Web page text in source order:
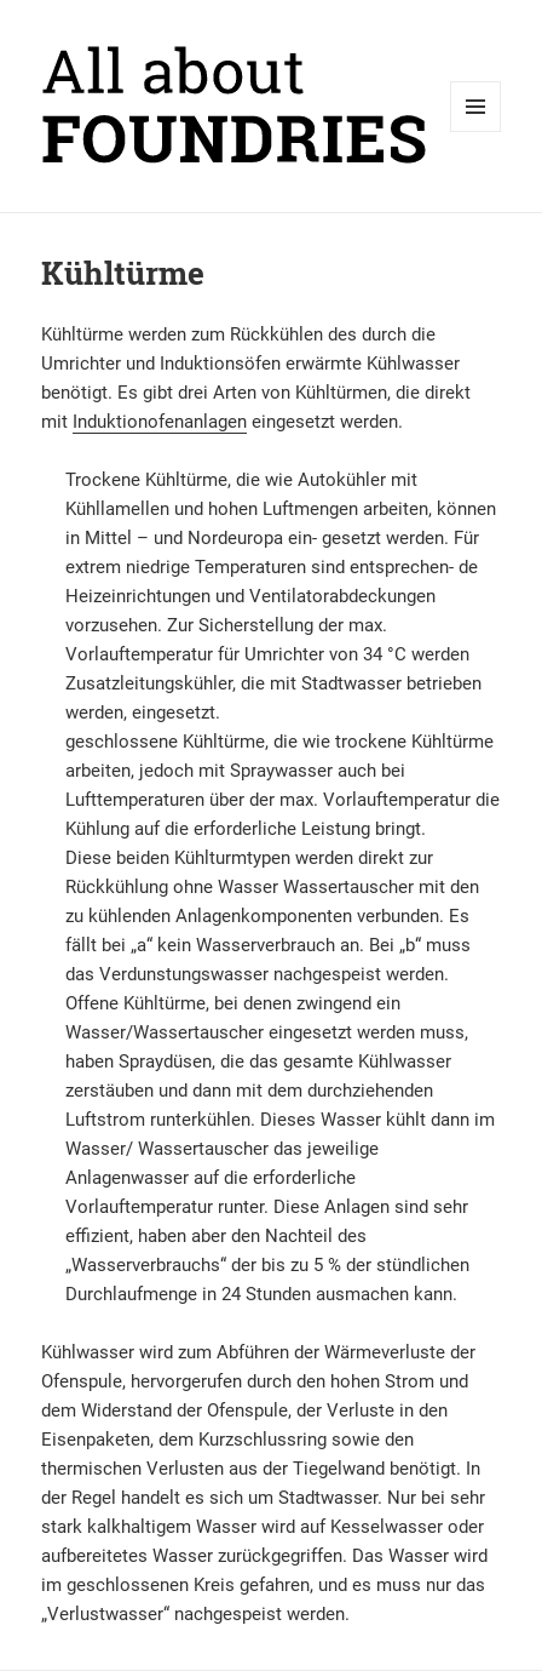
Kühltürme
Kühltürme werden zum Rückkühlen des durch die
Umrichter und Induktionsöfen erwärmte Kühlwasser
benötigt. Es gibt drei Arten von Kühltürmen, die direkt
mit Induktionofenanlagen eingesetzt werden.
Trockene Kühltürme, die wie Autokühler mit
Kühllamellen und hohen Luftmengen arbeiten, können
in Mittel – und Nordeuropa ein- gesetzt werden. Für
extrem niedrige Temperaturen sind entsprechen- de
Heizeinrichtungen und Ventilatorabdeckungen
vorzusehen. Zur Sicherstellung der max.
Vorlauftemperatur für Umrichter von 34 °C werden
Zusatzleitungskühler, die mit Stadtwasser betrieben
werden, eingesetzt.
geschlossene Kühltürme, die wie trockene Kühltürme
arbeiten, jedoch mit Spraywasser auch bei
Lufttemperaturen über der max. Vorlauftemperatur die
Kühlung auf die erforderliche Leistung bringt.
Diese beiden Kühlturmtypen werden direkt zur
Rückkühlung ohne Wasser Wassertauscher mit den
zu kühlenden Anlagenkomponenten verbunden. Es
fällt bei „a“ kein Wasserverbrauch an. Bei „b“ muss
das Verdunstungswasser nachgespeist werden.
Offene Kühltürme, bei denen zwingend ein
Wasser/Wassertauscher eingesetzt werden muss,
haben Spraydüsen, die das gesamte Kühlwasser
zerstäuben und dann mit dem durchziehenden
Luftstrom runterkühlen. Dieses Wasser kühlt dann im
Wasser/ Wassertauscher das jeweilige
Anlagenwasser auf die erforderliche
Vorlauftemperatur runter. Diese Anlagen sind sehr
effizient, haben aber den Nachteil des
„Wasserverbrauchs“ der bis zu 5 % der stündlichen
Durchlaufmenge in 24 Stunden ausmachen kann.
Kühlwasser wird zum Abführen der Wärmeverluste der
Ofenspule, hervorgerufen durch den hohen Strom und
dem Widerstand der Ofenspule, der Verluste in den
Eisenpaketen, dem Kurzschlussring sowie den
thermischen Verlusten aus der Tiegelwand benötigt. In
der Regel handelt es sich um Stadtwasser. Nur bei sehr
stark kalkhaltigem Wasser wird auf Kesselwasser oder
aufbereitetes Wasser zurückgegriffen. Das Wasser wird
im geschlossenen Kreis gefahren, und es muss nur das
„Verlustwasser“ nachgespeist werden.